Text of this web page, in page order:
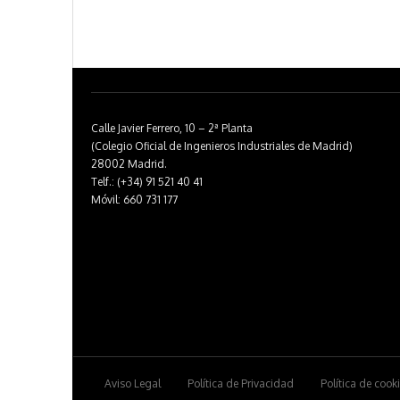
Calle Javier Ferrero, 10 – 2ª Planta
(Colegio Oficial de Ingenieros Industriales de Madrid)
28002 Madrid.
Telf.: (+34) 91 521 40 41
Móvil: 660 731 177
Aviso Legal Política de Privacidad Política de